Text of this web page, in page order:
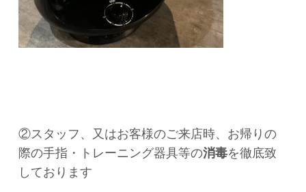
②スタッフ、又はお客様のご来店時、お帰りの
際の手指・トレーニング器具等の消毒を徹底致
しております